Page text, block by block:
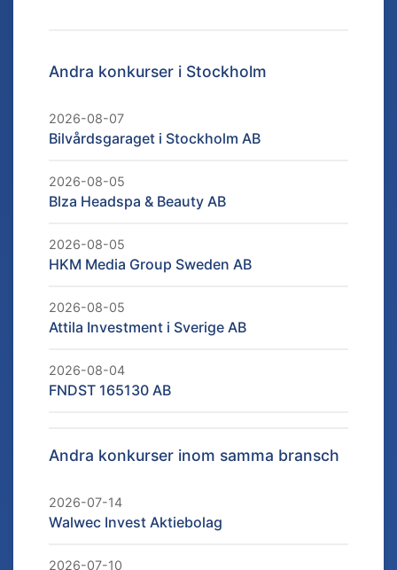
Andra konkurser i Stockholm
2026-08-07
Bilvårdsgaraget i Stockholm AB
2026-08-05
Blza Headspa & Beauty AB
2026-08-05
HKM Media Group Sweden AB
2026-08-05
Attila Investment i Sverige AB
2026-08-04
FNDST 165130 AB
Andra konkurser inom samma bransch
2026-07-14
Walwec Invest Aktiebolag
2026-07-10